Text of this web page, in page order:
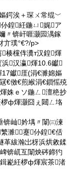
鍔涘＋琛ㄨ常绲﹀
鍠紝鍦ㄩ娓ア
〃锛屽啀灏囩湡鎵
亣璞°€?/p>
楱欓伡瀵т汉鍠煇
汉瀛煇10.6钀
钀厓(涓€濉婂嫗
€傚€煎緱涓€鎻愮殑
姝ｅソ鍦ㄥ澶栬抄
ф煇灏囧ぇ閮ㄥ垎
锛屾妗堣〃闈㈢湅
濉蹇仦鍠€佸
革紱瀚岀枒浜烘敹鍒
锛屼互闈炴硶鍗犳
嶏紝椤ф煇宸茶渚